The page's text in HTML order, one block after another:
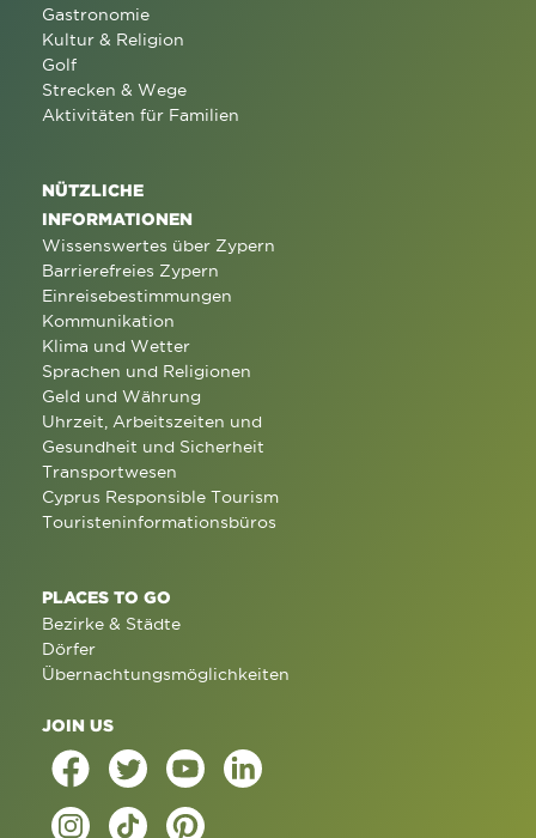
Gastronomie
Kultur & Religion
Golf
Strecken & Wege
Aktivitäten für Familien
NÜTZLICHE
INFORMATIONEN
Wissenswertes über Zypern
Barrierefreies Zypern
Einreisebestimmungen
Kommunikation
Klima und Wetter
Sprachen und Religionen
Geld und Währung
Uhrzeit, Arbeitszeiten und
Gesundheit und Sicherheit
Transportwesen
Cyprus Responsible Tourism
Touristeninformationsbüros
PLACES TO GO
Bezirke & Städte
Dörfer
Übernachtungsmöglichkeiten
JOIN US